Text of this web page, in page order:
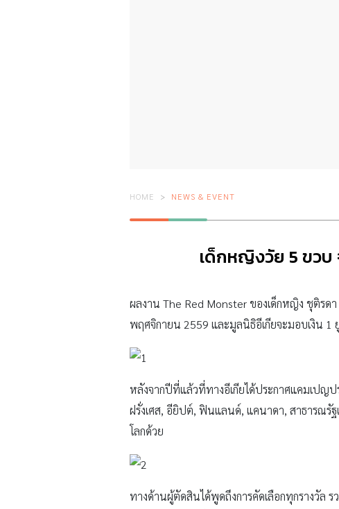
HOME NEWS & EVENT
เด็กหญิงวัย 5 ขวบ
ผลงาน The Red Monster ของเด็กหญิง ชุติรด
พฤศจิกายน 2559 และมูลนิธิอีเกียจะมอบเงิน
หลังจากปีที่แล้วที่ทางอีเกียได้ประกาศแคมเปญ
ฝรั่งเศส, อียิปต์, ฟินแลนด์, แคนาดา, สาธารณรั
โลกด้วย
ทางด้านผู้ตัดสินได้พูดถึงการคัดเลือกทุกรางวัล